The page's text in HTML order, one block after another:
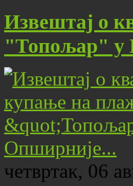
Извештај о
"Топољар" у
Опширније...
четвртак, 06